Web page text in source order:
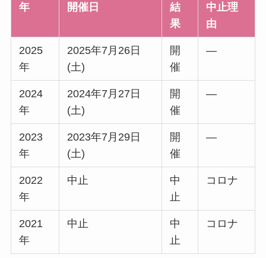
年 開催日
結
果
中止理
由
2025
年
2025年7月26日
(土)
開
催
―
2024
年
2024年7月27日
(土)
開
催
―
2023
年
2023年7月29日
(土)
開
催
―
2022
年
中止
中
止
コロナ
2021
年
中止
中
止
コロナ